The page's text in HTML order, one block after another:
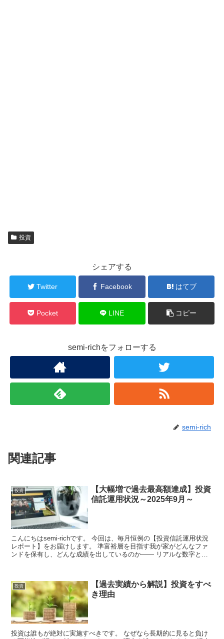
投資
シェアする
Twitter Facebook はてブ
Pocket LINE コピー
semi-richをフォローする
semi-rich
関連記事
投資
【大幅増で過去最高額達成】投資
信託運用状況～2025年9月～
こんにちはsemi-richです。 今回は、毎月恒例の【投資信託運用状況
レポート】をお届けします。 準富裕層を目指す我が家がどんなファ
ンドを保有し、どんな成績を出しているのか—— リアルな数字とと
投資
【過去実績から解説】投資をすべ
き理由
投資は誰もが絶対に実施すべきです。 なぜなら長期的に見ると負け